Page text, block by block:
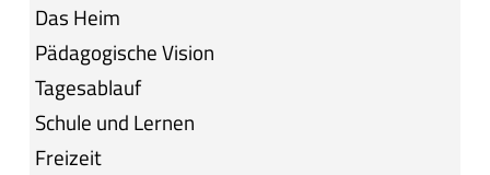
Das Heim
Pädagogische Vision
Tagesablauf
Schule und Lernen
Freizeit